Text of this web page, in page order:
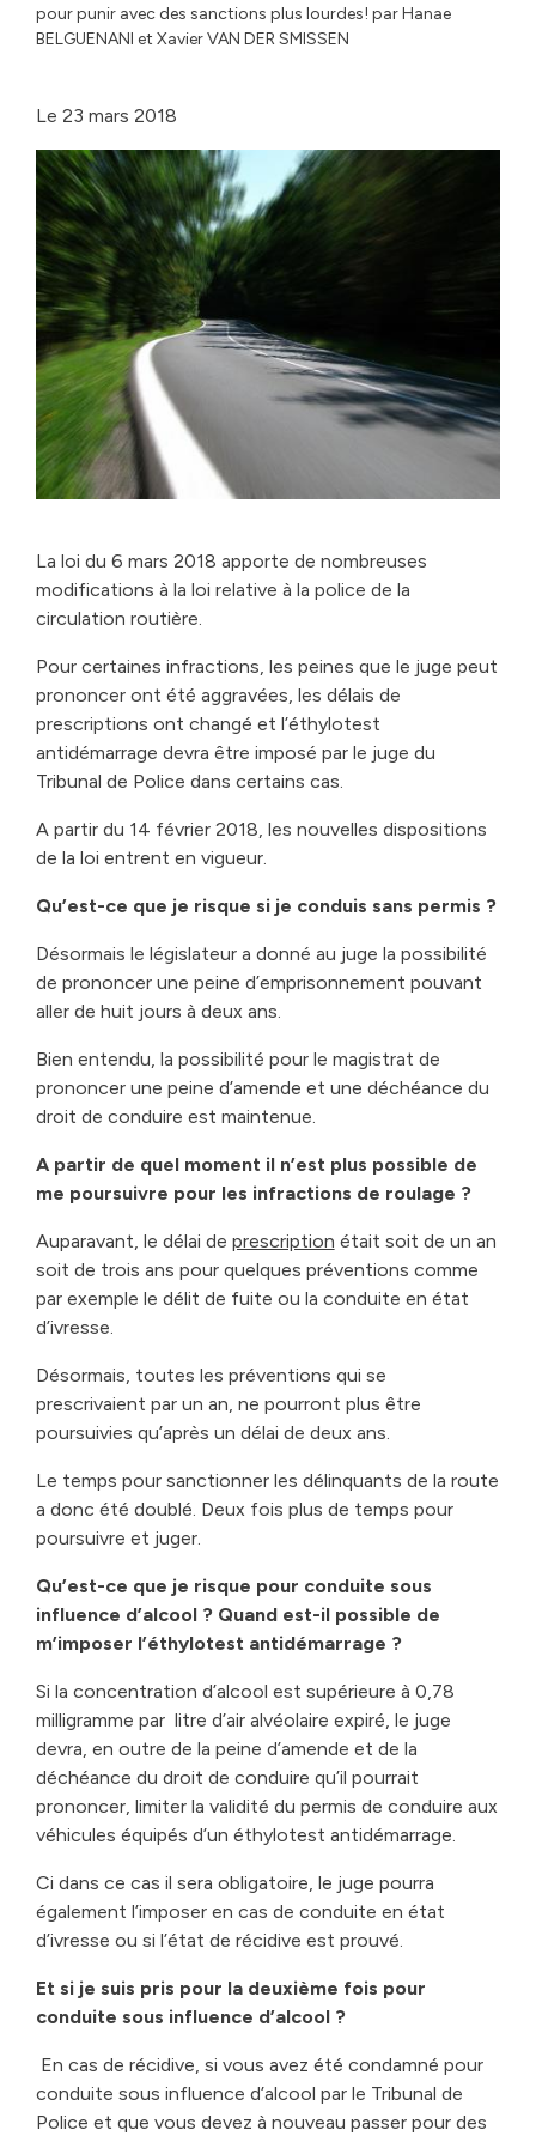
pour punir avec des sanctions plus lourdes! par Hanae
BELGUENANI et Xavier VAN DER SMISSEN
Le 23 mars 2018
La loi du 6 mars 2018 apporte de nombreuses
modifications à la loi relative à la police de la
circulation routière.
Pour certaines infractions, les peines que le juge peut
prononcer ont été aggravées, les délais de
prescriptions ont changé et l’éthylotest
antidémarrage devra être imposé par le juge du
Tribunal de Police dans certains cas.
A partir du 14 février 2018, les nouvelles dispositions
de la loi entrent en vigueur.
Qu’est-ce que je risque si je conduis sans permis ?
Désormais le législateur a donné au juge la possibilité
de prononcer une peine d’emprisonnement pouvant
aller de huit jours à deux ans.
Bien entendu, la possibilité pour le magistrat de
prononcer une peine d’amende et une déchéance du
droit de conduire est maintenue.
A partir de quel moment il n’est plus possible de
me poursuivre pour les infractions de roulage ?
Auparavant, le délai de prescription était soit de un an
soit de trois ans pour quelques préventions comme
par exemple le délit de fuite ou la conduite en état
d’ivresse.
Désormais, toutes les préventions qui se
prescrivaient par un an, ne pourront plus être
poursuivies qu’après un délai de deux ans.
Le temps pour sanctionner les délinquants de la route
a donc été doublé. Deux fois plus de temps pour
poursuivre et juger.
Qu’est-ce que je risque pour conduite sous
influence d’alcool ? Quand est-il possible de
m’imposer l’éthylotest antidémarrage ?
Si la concentration d’alcool est supérieure à 0,78
milligramme par litre d’air alvéolaire expiré, le juge
devra, en outre de la peine d’amende et de la
déchéance du droit de conduire qu’il pourrait
prononcer, limiter la validité du permis de conduire aux
véhicules équipés d’un éthylotest antidémarrage.
Ci dans ce cas il sera obligatoire, le juge pourra
également l’imposer en cas de conduite en état
d’ivresse ou si l’état de récidive est prouvé.
Et si je suis pris pour la deuxième fois pour
conduite sous influence d’alcool ?
En cas de récidive, si vous avez été condamné pour
conduite sous influence d’alcool par le Tribunal de
Police et que vous devez à nouveau passer pour des